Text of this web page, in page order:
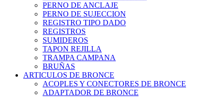
PERNO DE ANCLAJE
PERNO DE SUJECCION
REGISTRO TIPO DADO
REGISTROS
SUMIDEROS
TAPON REJILLA
TRAMPA CAMPANA
BRUÑAS
ARTICULOS DE BRONCE
ACOPLES Y CONECTORES DE BRONCE
ADAPTADOR DE BRONCE